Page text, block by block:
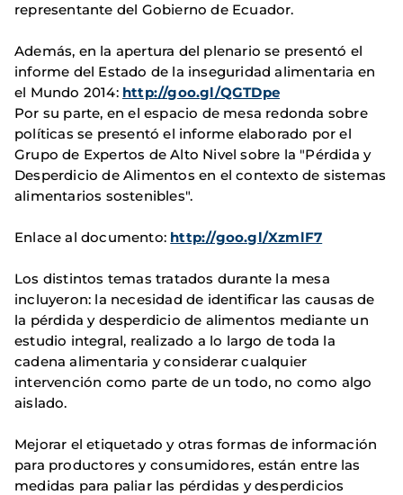
representante del Gobierno de Ecuador.
Además, en la apertura del plenario se presentó el
informe del Estado de la inseguridad alimentaria en
el Mundo 2014: http://goo.gl/QGTDpe
Por su parte, en el espacio de mesa redonda sobre
políticas se presentó el informe elaborado por el
Grupo de Expertos de Alto Nivel sobre la "Pérdida y
Desperdicio de Alimentos en el contexto de sistemas
alimentarios sostenibles".
Enlace al documento: http://goo.gl/XzmlF7
Los distintos temas tratados durante la mesa
incluyeron: la necesidad de identificar las causas de
la pérdida y desperdicio de alimentos mediante un
estudio integral, realizado a lo largo de toda la
cadena alimentaria y considerar cualquier
intervención como parte de un todo, no como algo
aislado.
Mejorar el etiquetado y otras formas de información
para productores y consumidores, están entre las
medidas para paliar las pérdidas y desperdicios